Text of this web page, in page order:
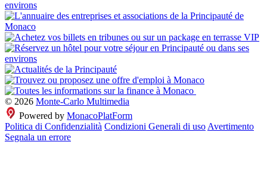
© 2026 Monte-Carlo Multimedia
Powered by MonacoPlatForm
Politica di Confidenzialità Condizioni Generali di uso Avertimento
Segnala un errore